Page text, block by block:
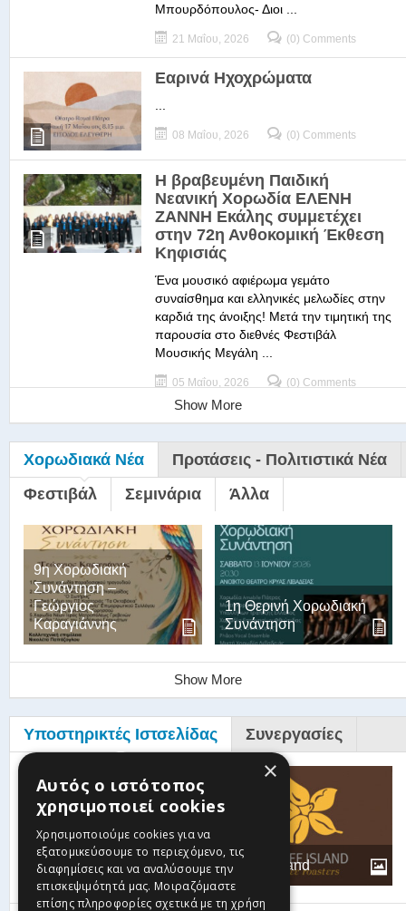
Μπουρδόπουλος- Διοι ...
21 Μαΐου, 2026 (0) Comments
Εαρινά Ηχοχρώματα
08 Μαΐου, 2026 (0) Comments
Η βραβευμένη Παιδική
Νεανική Χορωδία ΕΛΕΝΗ
ΖΑΝΝΗ Εκάλης συμμετέχει
στην 72η Ανθοκομική Έκθεση
Κηφισιάς
Ένα μουσικό αφιέρωμα γεμάτο
συναίσθημα και ελληνικές μελωδίες στην
καρδιά της άνοιξης! Μετά την τιμητική της
παρουσία στο διεθνές Φεστιβάλ
Μουσικής Μεγάλη ...
05 Μαΐου, 2026 (0) Comments
Show More
Χορωδιακά Νέα
Προτάσεις - Πολιτιστικά Νέα
Φεστιβάλ
Σεμινάρια Άλλα
9η Χορωδιακή
Συνάντηση –
Γεώργιος
Καραγιάννης
1η Θερινή Χορωδιακή
Συνάντηση
Show More
Υποστηρικτές Ιστσελίδας Συνεργασίες
Βυζαντινή-
Παραδοσιακή
Χορωδία Θεόδωρος
Φωκαεύς
Coffee Island
×
Αυτός ο ιστότοπος
χρησιμοποιεί cookies
Χρησιμοποιούμε cookies για να
εξατομικεύσουμε το περιεχόμενο, τις
διαφημίσεις και να αναλύσουμε την
επισκεψιμότητά μας. Μοιραζόμαστε
επίσης πληροφορίες σχετικά με τη χρήση